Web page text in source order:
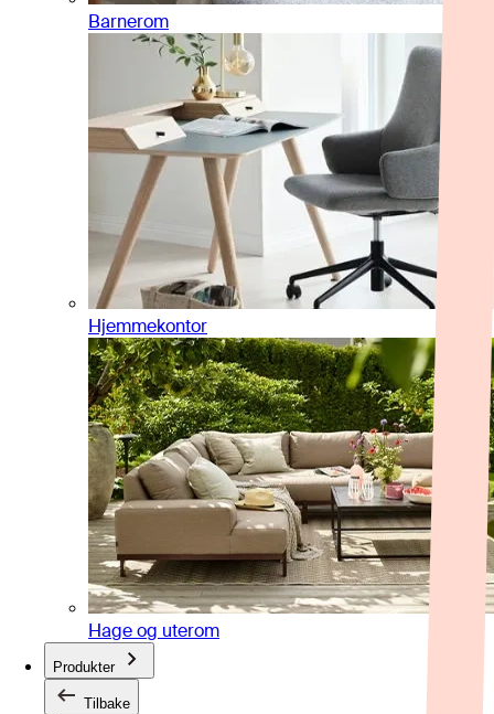
Barnerom
Hjemmekontor
Hage og uterom
Produkter
Tilbake